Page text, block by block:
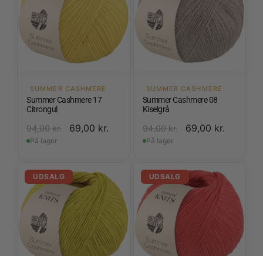
SUMMER CASHMERE
Summer Cashmere 17
Citrongul
94,00kr. 69,00 kr.
På lager
SUMMER CASHMERE
Summer Cashmere 08
Kiselgrå
94,00kr. 69,00 kr.
På lager
UDSALG UDSALG